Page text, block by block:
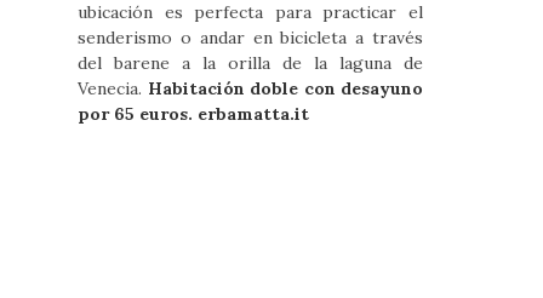
ubicación es perfecta para practicar el
senderismo o andar en bicicleta a través
del barene a la orilla de la laguna de
Venecia. Habitación doble con desayuno
por 65 euros. erbamatta.it